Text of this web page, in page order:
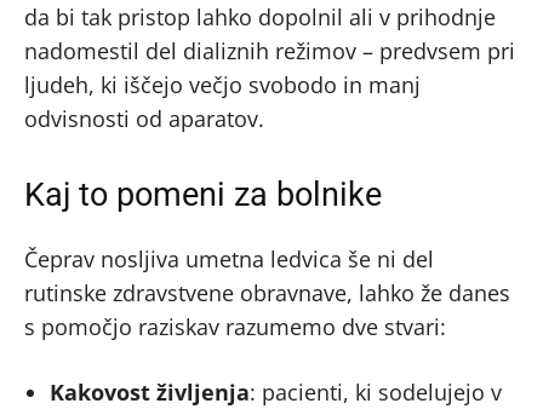
da bi tak pristop lahko dopolnil ali v prihodnje
nadomestil del dializnih režimov – predvsem pri
ljudeh, ki iščejo večjo svobodo in manj
odvisnosti od aparatov.
Kaj to pomeni za bolnike
Čeprav nosljiva umetna ledvica še ni del
rutinske zdravstvene obravnave, lahko že danes
s pomočjo raziskav razumemo dve stvari:
Kakovost življenja: pacienti, ki sodelujejo v